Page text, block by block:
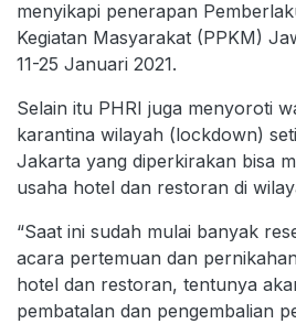
menyikapi penerapan
Kegiatan Masyarakat (PPKM)
11-25 Januari 2021.
Selain itu PHRI juga menyoroti
karantina wilayah (lockdown)
Jakarta yang diperkirakan bisa
usaha hotel dan restoran di
“Saat ini sudah mulai banyak
acara pertemuan dan
hotel dan restoran, tentunya
pembatalan dan pengembalian